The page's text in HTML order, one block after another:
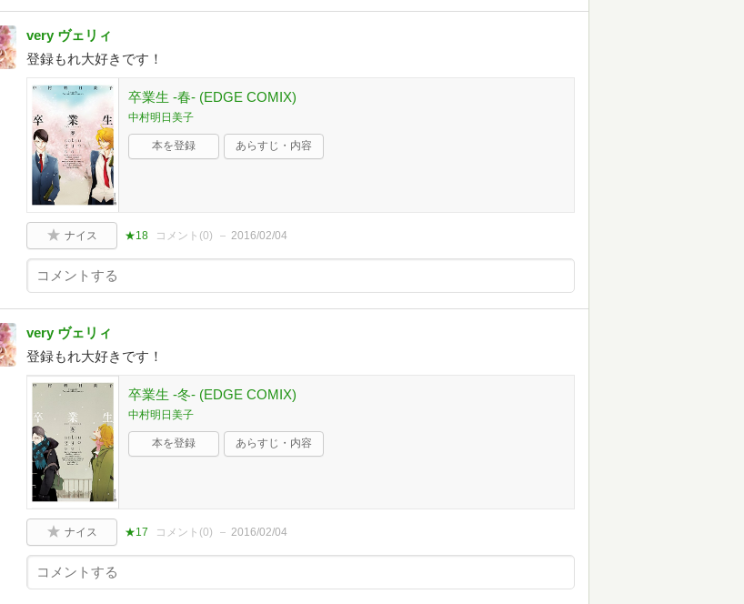
very ヴェリィ
登録もれ大好きです！
卒業生 -春- (EDGE COMIX)
中村明日美子
本を登録 あらすじ・内容
ナイス ★18 コメント(0) 2016/02/04
very ヴェリィ
登録もれ大好きです！
卒業生 -冬- (EDGE COMIX)
中村明日美子
本を登録 あらすじ・内容
ナイス ★17 コメント(0) 2016/02/04